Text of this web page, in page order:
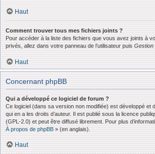
Haut
Comment trouver tous mes fichiers joints ?
Pour accéder à la liste des fichiers que vous avez joints à
privés, allez dans votre panneau de l’utilisateur puis Gestion
Haut
Concernant phpBB
Qui a développé ce logiciel de forum ?
Ce logiciel (dans sa version non modifiée) est développé et
qui en a les droits d’auteur. Il est publié sous la licence
(GPL-2.0) et peut être diffusé librement. Pour plus
À propos de phpBB » (en anglais).
Haut